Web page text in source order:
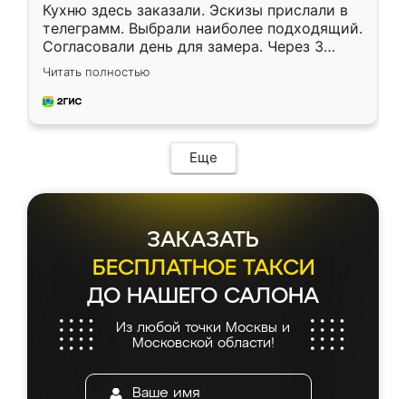
Кухню здесь заказали. Эскизы прислали в
телеграмм. Выбрали наиболее подходящий.
Согласовали день для замера. Через 3
недели кухня была уже готова. Остались
довольны работой. Спасибо Ренессанс
мебель за качественную работу!
Читать полностью
Еще
ЗАКАЗАТЬ
БЕСПЛАТНОЕ ТАКСИ
ДО НАШЕГО САЛОНА
Из любой точки Москвы и
Московской области!